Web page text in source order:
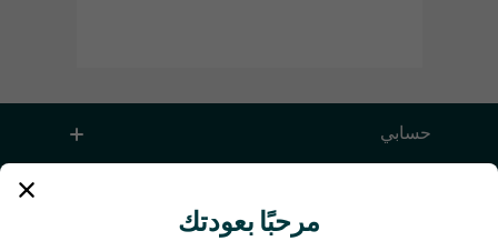
مرحبًا بعودتك
حسابي